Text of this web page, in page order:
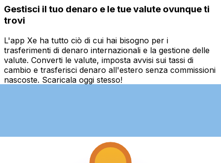
Gestisci il tuo denaro e le tue valute ovunque ti
trovi
L'app Xe ha tutto ciò di cui hai bisogno per i
trasferimenti di denaro internazionali e la gestione delle
valute. Converti le valute, imposta avvisi sui tassi di
cambio e trasferisci denaro all'estero senza commissioni
nascoste. Scaricala oggi stesso!